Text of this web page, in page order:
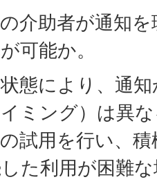
介助者が通知
可能か。
態により、通
イミング）は異
試用を行い、
た利用が困難